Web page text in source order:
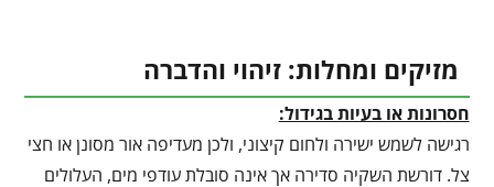
מזיקים ומחלות: זיהוי והדברה
חסרונות או בעיות בגידול:
רגישה לשמש ישירה ולחום קיצוני, ולכן מעדיפה אור מסונן או חצי
צל. דורשת השקיה סדירה אך אינה סובלת עודפי מים, העלולים